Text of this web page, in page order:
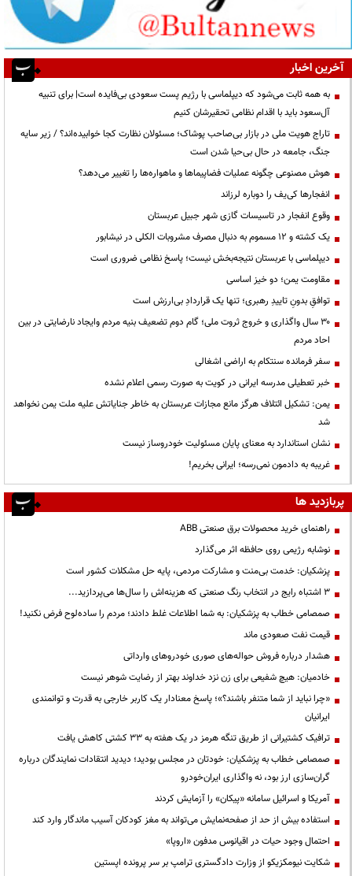
آخرین اخبار
به همه ثابت می‌شود که دیپلماسی با رژیم پست سعودی بی‌فایده است| برای تنبیه
آل‌سعود باید با اقدام نظامی تحقیرشان کنیم
تاراج هویت ملی در بازار بی‌صاحب پوشاک؛ مسئولان نظارت کجا خوابیده‌اند؟ / زیر سایه
جنگ، جامعه در حال بی‌حیا شدن است
هوش مصنوعی چگونه عملیات فضاپیماها و ماهواره‌ها را تغییر می‌دهد؟
انفجارها کی‌یف را دوباره لرزاند
وقوع انفجار در تاسیسات گازی شهر جبیل عربستان
یک کشته و ۱۲ مسموم به دنبال مصرف مشروبات الکلی در نیشابور
دیپلماسی با عربستان نتیجه‌بخش نیست؛ پاسخ نظامی ضروری است
مقاومت یمن؛ دو خیز اساسی
توافقِ بدونِ تاییدِ رهبری؛ تنها یک قراردادِ بی‌ارزش است
۳۰ سال واگذاری و خروج ثروت ملی؛ گام دوم تضعیف بنیه مردم وایجاد نارضایتی در بین
احاد مردم
سفر فرمانده سنتکام به اراضی اشغالی
خبر تعطیلی مدرسه ایرانی در کویت به صورت رسمی اعلام نشده
یمن: تشکیل ائتلاف هرگز مانع مجازات عربستان به خاطر جنایاتش علیه ملت یمن نخواهد
شد
نشان استاندارد به معنای پایان مسئولیت خودروساز نیست
غریبه به دادمون نمی‌رسه؛ ایرانی بخریم!
پربازدید ها
راهنمای خرید محصولات برق صنعتی ABB
نوشابه رژیمی روی حافظه اثر می‌گذارد
پزشکیان: خدمت بی‌منت و مشارکت مردمی، پایه حل مشکلات کشور است
3 اشتباه رایج در انتخاب رنگ صنعتی که هزینه‌اش را سال‌ها می‌پردازید...
صمصامی خطاب به پزشکیان: به شما اطلاعات غلط دادند؛ مردم را ساده‌لوح فرض نکنید!
قیمت نفت صعودی ماند
هشدار درباره فروش حواله‌های صوری خودروهای وارداتی
خادمیان: هیچ شفیعی برای زن نزد خداوند بهتر از رضایت شوهر نیست
«چرا نباید از شما متنفر باشند؟»؛ پاسخ معنادار یک کاربر خارجی به قدرت و توانمندی
ایرانیان
ترافیک کشتیرانی از طریق تنگه هرمز در یک هفته به ۳۳ کشتی کاهش یافت
صمصامی خطاب به پزشکیان: خودتان در مجلس بودید؛ دیدید انتقادات نمایندگان درباره
گران‌سازی ارز بود، نه واگذاری ایران‌خودرو
آمریکا و اسرائیل سامانه «پیکان» را آزمایش کردند
استفاده بیش از حد از صفحه‌نمایش می‌تواند به مغز کودکان آسیب ماندگار وارد کند
احتمال وجود حیات در اقیانوس مدفون «اروپا»
شکایت نیومکزیکو از وزارت دادگستری ترامپ بر سر پرونده اپستین